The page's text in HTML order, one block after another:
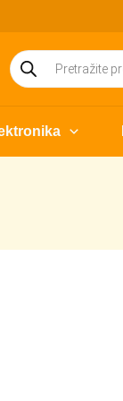
Products
search